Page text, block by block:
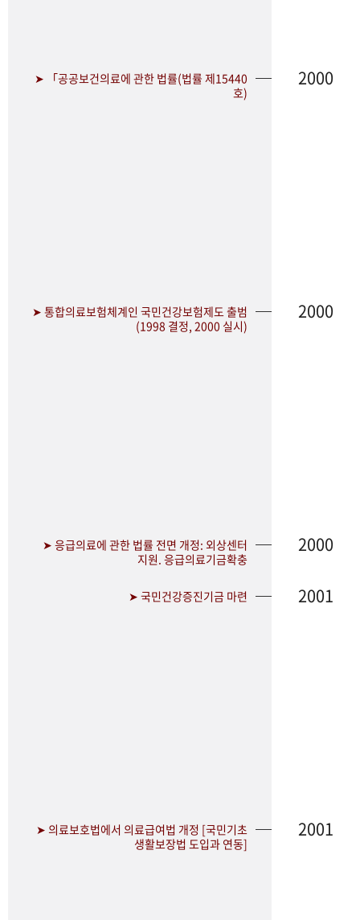
➤ 「공공보건의료에 관한 법률(법률 제15440
호)
2000
➤ 통합의료보험체계인 국민건강보험제도 출범
(1998 결정, 2000 실시)
2000
➤ 응급의료에 관한 법률 전면 개정: 외상센터
지원. 응급의료기금확충
2000
➤ 국민건강증진기금 마련 2001
➤ 의료보호법에서 의료급여법 개정 [국민기초
생활보장법 도입과 연동]
2001